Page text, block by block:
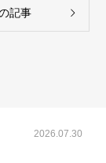
記事
2026.07.30